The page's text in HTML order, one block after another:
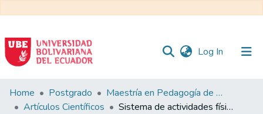
Log In (current)
Communities
&
Home Postgrado
Maestría en Pedagogía de la Cultura Física - Mención en Educación Física Inclusiva
Artículos Científicos
Sistema de actividades físicos para la inclusión en estudiantes con conductas disruptivas a las clases de Educación Física